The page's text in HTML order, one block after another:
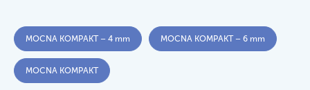
MOCNA KOMPAKT – 4 mm MOCNA KOMPAKT – 6 mm
MOCNA KOMPAKT